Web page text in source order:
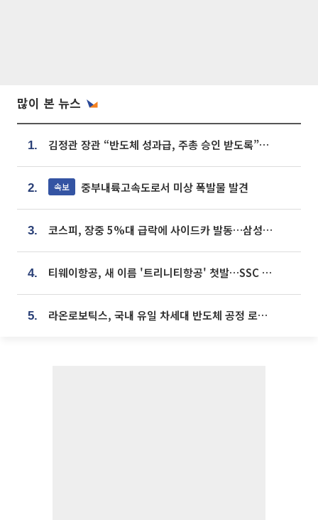
많이 본 뉴스
1. 김정관 장관 “반도체 성과급, 주총 승인 받도록”…상법·자본시장법 개정 시사
2. 속보 중부내륙고속도로서 미상 폭발물 발견
3. 코스피, 장중 5%대 급락에 사이드카 발동…삼성·SK 동반 폭락
4. 티웨이항공, 새 이름 '트리니티항공' 첫발…SSC 전략 본격화
5. 라온로보틱스, 국내 유일 차세대 반도체 공정 로봇 개발 ‘고객사 테스트 진행’